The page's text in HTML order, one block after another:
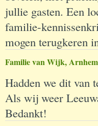
jullie gasten. Een
familie-
mogen terugkeren
Familie van Wijk, Arnhem
Hadden we dit van
Als wij weer
Bedankt!